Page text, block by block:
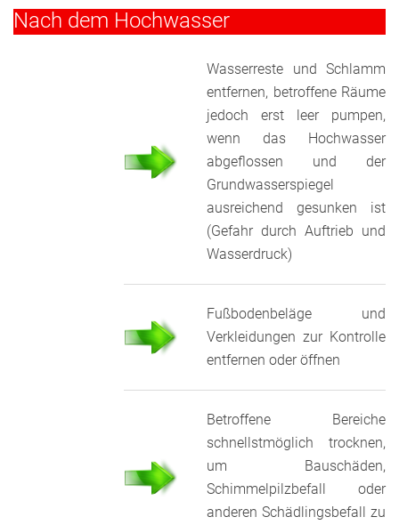
Nach dem Hochwasser
Wasserreste und Schlamm
entfernen, betroffene Räume
jedoch erst leer pumpen,
wenn das Hochwasser
abgeflossen und der
Grundwasserspiegel
ausreichend gesunken ist
(Gefahr durch Auftrieb und
Wasserdruck)
Fußbodenbeläge und
Verkleidungen zur Kontrolle
entfernen oder öffnen
Betroffene Bereiche
schnellstmöglich trocknen,
um Bauschäden,
Schimmelpilzbefall oder
anderen Schädlingsbefall zu